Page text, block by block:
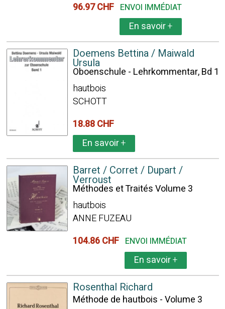
96.97 CHF ENVOI IMMÉDIAT
En savoir+
Doemens Bettina / Maiwald
Ursula
Oboenschule - Lehrkommentar, Bd 1
hautbois
SCHOTT
18.88 CHF
En savoir+
Barret / Corret / Dupart /
Verroust
Méthodes et Traités Volume 3
hautbois
ANNE FUZEAU
104.86 CHF ENVOI IMMÉDIAT
En savoir+
Rosenthal Richard
Méthode de hautbois - Volume 3